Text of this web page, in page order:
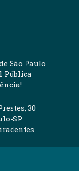
São Paulo
Pública
30
SP